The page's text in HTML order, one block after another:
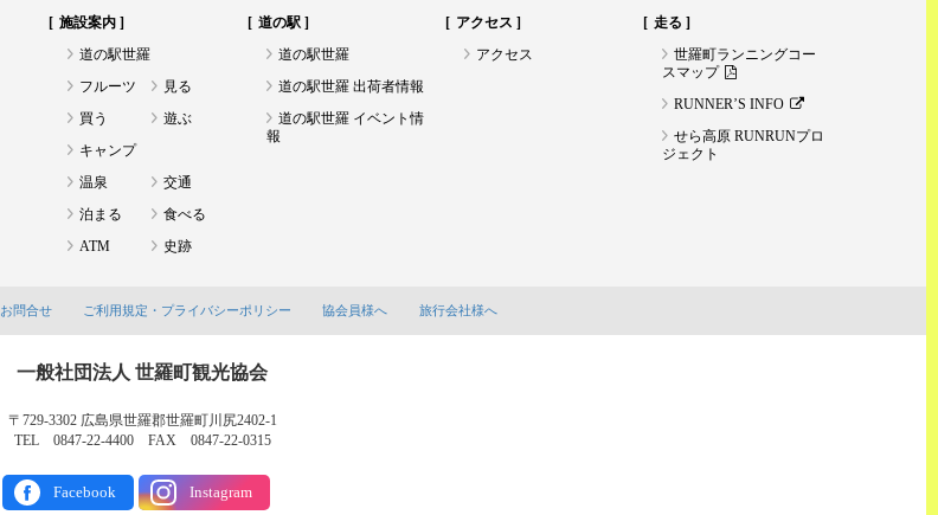
施設案内
道の駅世羅
フルーツ
見る
買う
遊ぶ
キャンプ
温泉
交通
泊まる
食べる
ATM
史跡
道の駅
道の駅世羅
道の駅世羅 出荷者情報
道の駅世羅 イベント情
報
アクセス
アクセス
走る
世羅町ランニングコー
スマップ
RUNNER’S INFO
せら高原 RUNRUNプロ
ジェクト
お問合せ ご利用規定・プライバシーポリシー 協会員様へ 旅行会社様へ
一般社団法人 世羅町観光協会
〒729-3302 広島県世羅郡世羅町川尻2402-1
TEL 0847-22-4400 FAX 0847-22-0315
Facebook Instagram